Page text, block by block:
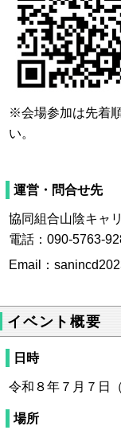
※会場参加は先着
い。
運営・問合せ先
協同組合山陰キャ
電話：090-5763-
Email：
イベント概要
日時
令和８年７ 月７日
場所